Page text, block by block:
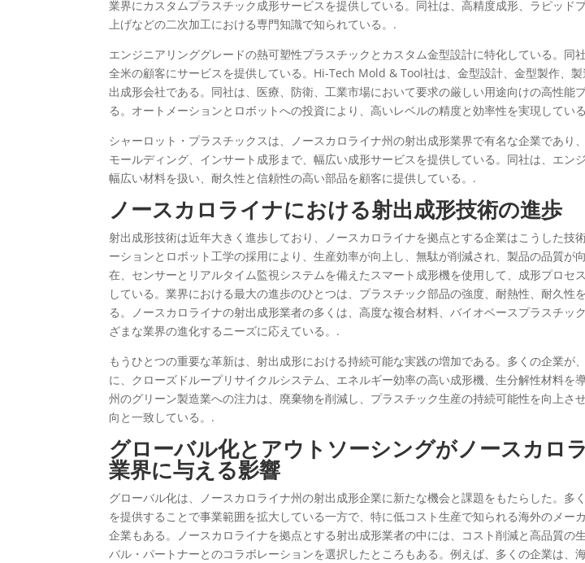
業界にカスタムプラスチック成形サービスを提供している。同社は、高精度成形、ラピッド
上げなどの二次加工における専門知識で知られている。.
エンジニアリンググレードの熱可塑性プラスチックとカスタム金型設計に特化している。同
全米の顧客にサービスを提供している。Hi-Tech Mold & Tool社は、金型設計、金型製作、
出成形会社である。同社は、医療、防衛、工業市場において要求の厳しい用途向けの高性能
る。オートメーションとロボットへの投資により、高いレベルの精度と効率性を実現してい
シャーロット・プラスチックスは、ノースカロライナ州の射出成形業界で有名な企業であり
モールディング、インサート成形まで、幅広い成形サービスを提供している。同社は、エン
幅広い材料を扱い、耐久性と信頼性の高い部品を顧客に提供している。.
ノースカロライナにおける射出成形技術の進歩
射出成形技術は近年大きく進歩しており、ノースカロライナを拠点とする企業はこうした技
ーションとロボット工学の採用により、生産効率が向上し、無駄が削減され、製品の品質が
在、センサーとリアルタイム監視システムを備えたスマート成形機を使用して、成形プロセ
している。業界における最大の進歩のひとつは、プラスチック部品の強度、耐熱性、耐久性
る。ノースカロライナの射出成形業者の多くは、高度な複合材料、バイオベースプラスチッ
ざまな業界の進化するニーズに応えている。.
もうひとつの重要な革新は、射出成形における持続可能な実践の増加である。多くの企業が
に、クローズドループリサイクルシステム、エネルギー効率の高い成形機、生分解性材料を
州のグリーン製造業への注力は、廃棄物を削減し、プラスチック生産の持続可能性を向上さ
向と一致している。.
グローバル化とアウトソーシングがノースカロ
業界に与える影響
グローバル化は、ノースカロライナ州の射出成形企業に新たな機会と課題をもたらした。多
を提供することで事業範囲を拡大している一方で、特に低コスト生産で知られる海外のメー
企業もある。ノースカロライナを拠点とする射出成形業者の中には、コスト削減と高品質の
バル・パートナーとのコラボレーションを選択したところもある。例えば、多くの企業は、